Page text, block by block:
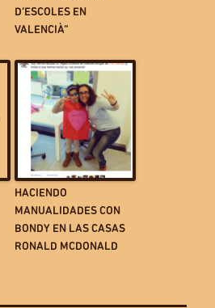
D’ESCOLES EN
VALENCIÀ”
HACIENDO
MANUALIDADES CON
BONDY EN LAS CASAS
RONALD MCDONALD